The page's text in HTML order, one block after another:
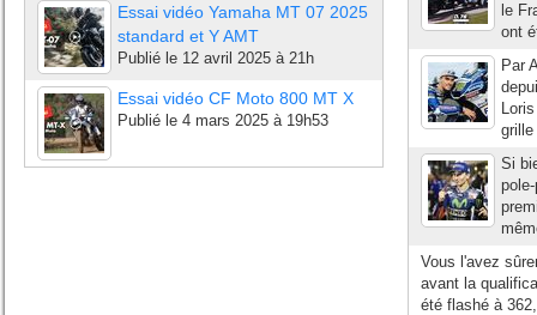
Essai vidéo Yamaha MT 07 2025
standard et Y AMT
Publié le 12 avril 2025 à 21h
Essai vidéo CF Moto 800 MT X
Publié le 4 mars 2025 à 19h53
le
ont
Par
Si
Vous l'avez
avant la
été flashé à